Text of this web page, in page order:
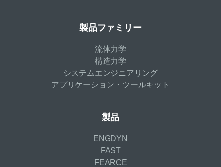
製品ファミリー
流体力学
構造力学
システムエンジニアリング
アプリケーション・ツールキット
製品
ENGDYN
FAST
FEARCE